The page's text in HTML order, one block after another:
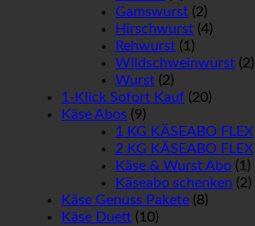
Gamswurst (2)
Hirschwurst (4)
Rehwurst (1)
Wildschweinwurst (2)
Wurst (2)
1-Klick Sofort Kauf (20)
Käse Abos (9)
1 KG KÄSEABO FLEX
2 KG KÄSEABO FLEX
Käse & Wurst Abo (1)
Käseabo schenken (2)
Käse Genuss Pakete (8)
Käse Duett (10)